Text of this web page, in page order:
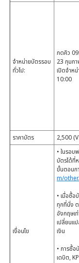
จำหน่ายบัตรรอบ
ทั่วไป:
กดคิว
23 กุมภ
เปิดจำหน่
10:00
ราคาบัตร 2,500
เงื่อนไข
• ในรอบ
บัตรได้ที่
ขั้นตอนก
m/
• เมื่อซื้
ทุกที่นั่ง ต
อังกฤษเ
เปลี่ยนแ
เงิน
• การซื้อ
เดบิต,